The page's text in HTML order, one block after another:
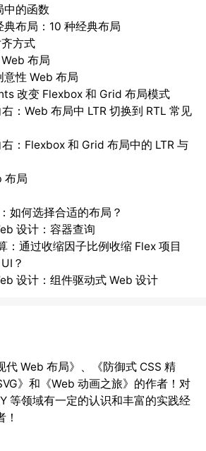
中的函数
布局：10 种经典布局
方式
布局
性 Web 布局
改变 Flexbox 和 Grid 布局模式
：Web 布局中 LTR 切换到 RTL 常见
：Flexbox 和 Grid 布局中的 LTR 与
布局
如何选择合适的布局？
设计：容器查询
：通过收缩因子比例收缩 Flex 项目
？
设计：组件驱动式 Web 设计
代 Web 布局》、《防御式 CSS 精
》和《Web 动画之旅》的作者！对
等领域有一定的认识和丰富的实践经